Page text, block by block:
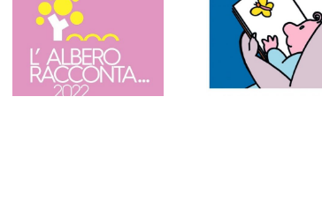
Leggere
Piemonte